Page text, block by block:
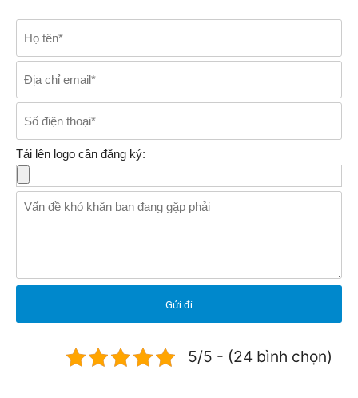
Tải lên logo cần đăng ký:
5/5 - (24 bình chọn)